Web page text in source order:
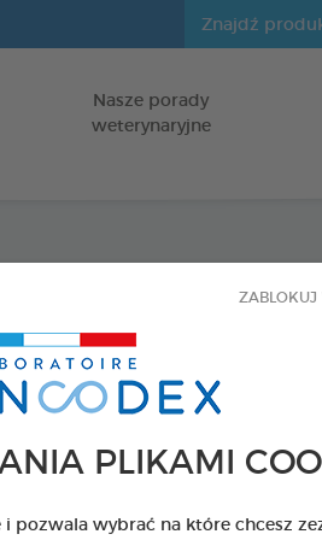
PLIKAMI
pozwala wybrać na które chcesz
ZABLOKUJ
do zawartościNasze porady
weterynaryjne
Tubka 50 g